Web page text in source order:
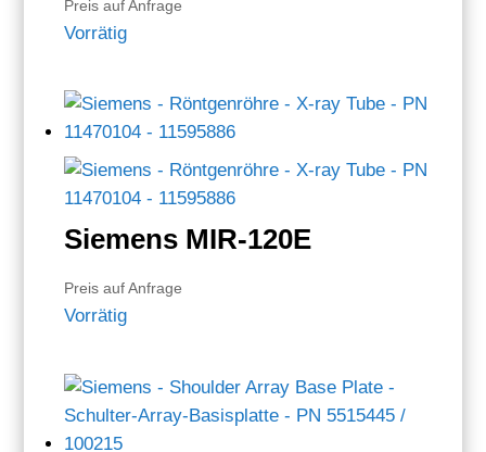
Preis auf Anfrage
Vorrätig
Siemens MIR-120E
Preis auf Anfrage
Vorrätig